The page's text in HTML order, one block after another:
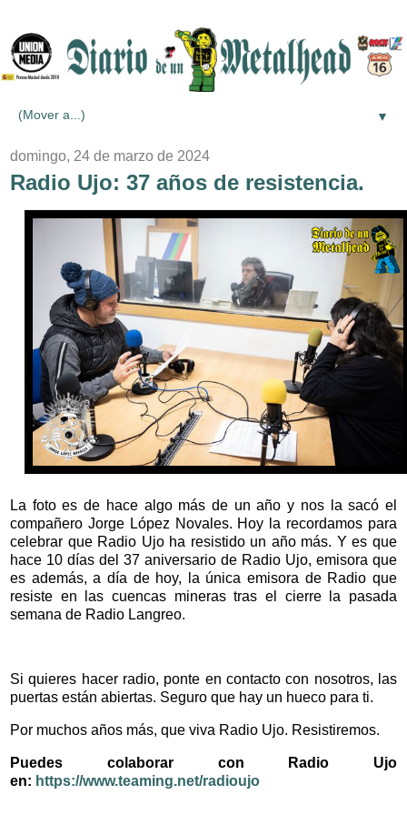
▼
domingo, 24 de marzo de 2024
Radio Ujo: 37 años de resistencia.
La foto es de hace algo más de un año y nos la sacó el
compañero Jorge López Novales. Hoy la recordamos para
celebrar que Radio Ujo ha resistido un año más. Y es que
hace 10 días del 37 aniversario de Radio Ujo, emisora que
es además, a día de hoy, la única emisora de Radio que
resiste en las cuencas mineras tras el cierre la pasada
semana de Radio Langreo.
Si quieres hacer radio, ponte en contacto con nosotros, las
puertas están abiertas. Seguro que hay un hueco para ti.
Por muchos años más, que viva Radio Ujo. Resistiremos.
Puedes colaborar con Radio Ujo
en: https://www.teaming.net/radioujo